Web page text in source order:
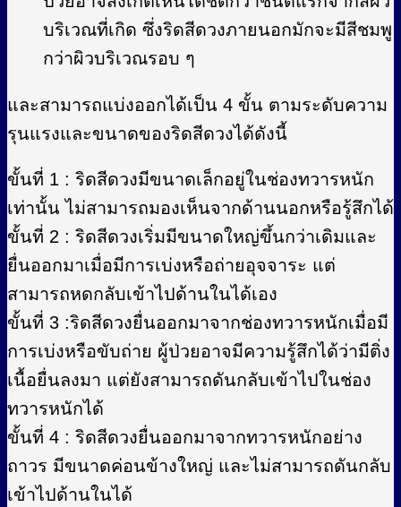
บริเวณที่เกิด ซึ่งริดสีดวงภายนอกมักจะมีสีชมพู
กว่าผิวบริเวณรอบ ๆ
และสามารถแบ่งออกได้เป็น 4 ขั้น ตามระดับความ
รุนแรงและขนาดของริดสีดวงได้ดังนี้
ขั้นที่ 1 : ริดสีดวงมีขนาดเล็กอยู่ในช่องทวารหนัก
เท่านั้น ไม่สามารถมองเห็นจากด้านนอกหรือรู้สึกได้
ขั้นที่ 2 : ริดสีดวงเริ่มมีขนาดใหญ่ขึ้นกว่าเดิมและ
ยื่นออกมาเมื่อมีการเบ่งหรือถ่ายอุจจาระ แต่
สามารถหดกลับเข้าไปด้านในได้เอง
ขั้นที่ 3 :ริดสีดวงยื่นออกมาจากช่องทวารหนักเมื่อมี
การเบ่งหรือขับถ่าย ผู้ป่วยอาจมีความรู้สึกได้ว่ามีติ่ง
เนื้อยื่นลงมา แต่ยังสามารถดันกลับเข้าไปในช่อง
ทวารหนักได้
ขั้นที่ 4 : ริดสีดวงยื่นออกมาจากทวารหนักอย่าง
ถาวร มีขนาดค่อนข้างใหญ่ และไม่สามารถดันกลับ
เข้าไปด้านในได้